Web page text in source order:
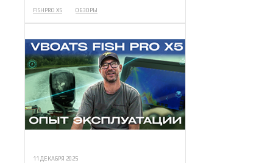
FISHPRO X5 ОБЗОРЫ
11 ДЕКАБРЯ 2025